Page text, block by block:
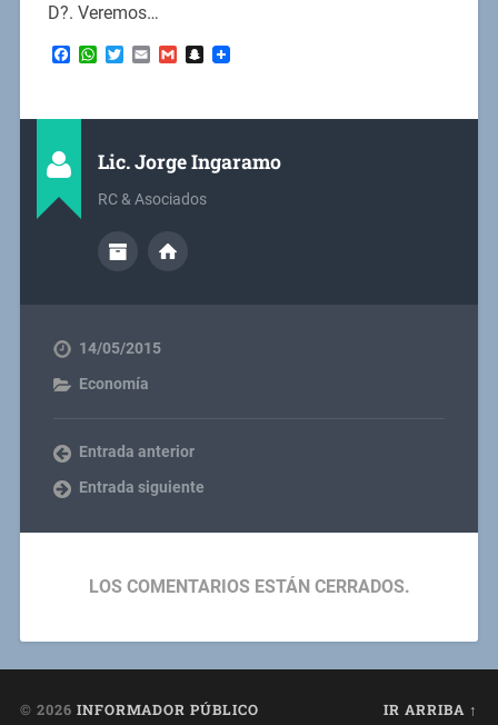
D?. Veremos…
Facebook
WhatsApp
Twitter
EmailGmailSnapchat
Lic. Jorge Ingaramo
RC & Asociados
14/05/2015
Economía
Entrada anterior
Entrada siguiente
LOS COMENTARIOS ESTÁN CERRADOS.
© 2026 INFORMADOR PÚBLICO IR ARRIBA ↑